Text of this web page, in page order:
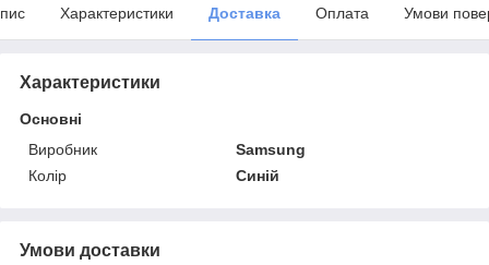
Характеристики Доставка Оплата Умови
Характеристики
Основні
Виробник
Samsung
Колір
Синій
Умови доставки